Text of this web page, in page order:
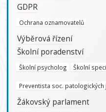
GDPR
Ochrana oznamovatelů
Výběrová řízení
Školní poradenství
Školní psycholog Školní
Preventista soc. patologických
Žákovský parlament